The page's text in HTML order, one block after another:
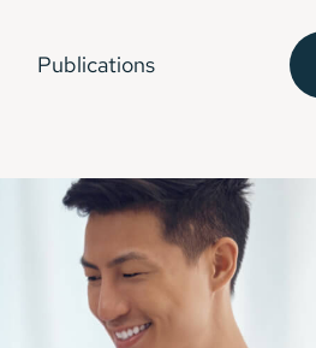
Publications